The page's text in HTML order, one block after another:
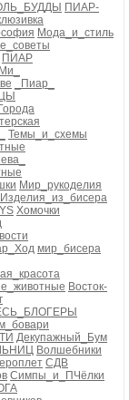
ПИАР-
Мода_и_стиль
ПИАР
_Пиар_
Темы_и_схемы
Мир_рукоделия
Изделия_из_бисера
Хомочки
мир_бисера
Восток-
Декупажный_Бум
Волшебники
СДВ
Симпы_и_ПЧёлки